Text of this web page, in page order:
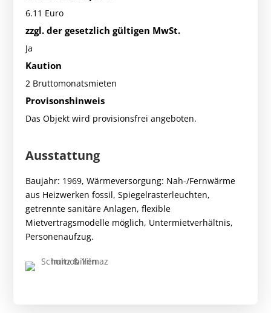
6.11 Euro
zzgl. der gesetzlich gültigen MwSt.
Ja
Kaution
2 Bruttomonatsmieten
Provisonshinweis
Das Objekt wird provisionsfrei angeboten.
Ausstattung
Baujahr: 1969, Wärmeversorgung: Nah-/Fernwärme
aus Heizwerken fossil, Spiegelrasterleuchten,
getrennte sanitäre Anlagen, flexible
Mietvertragsmodelle möglich, Untermietverhältnis,
Personenaufzug.